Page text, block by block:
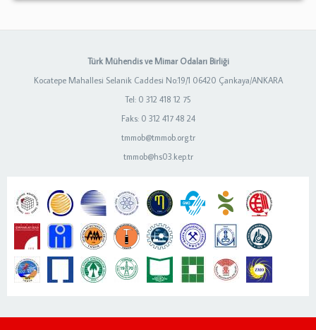
Türk Mühendis ve Mimar Odaları Birliği
Kocatepe Mahallesi Selanik Caddesi No:19/1 06420 Çankaya/ANKARA
Tel: 0 312 418 12 75
Faks: 0 312 417 48 24
tmmob@tmmob.org.tr
tmmob@hs03.kep.tr